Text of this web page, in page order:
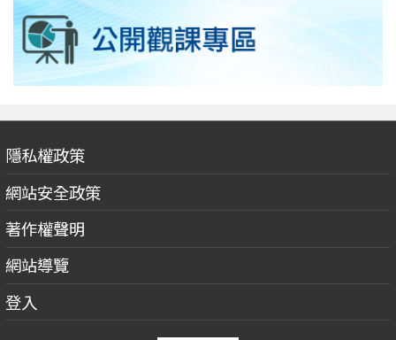
隱私權政策
網站安全政策
著作權聲明
網站導覽
登入